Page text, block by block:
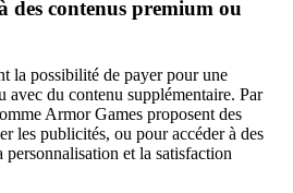
des contenus premium ou
la possibilité de payer pour une
avec du contenu supplémentaire. Par
Armor Games proposent des
les publicités, ou pour accéder à des
et la satisfaction